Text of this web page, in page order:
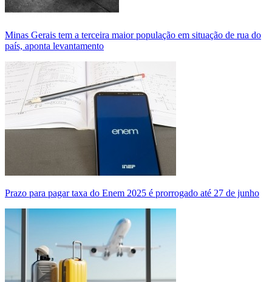
Minas Gerais tem a terceira maior população em situação de rua do
país, aponta levantamento
Prazo para pagar taxa do Enem 2025 é prorrogado até 27 de junho